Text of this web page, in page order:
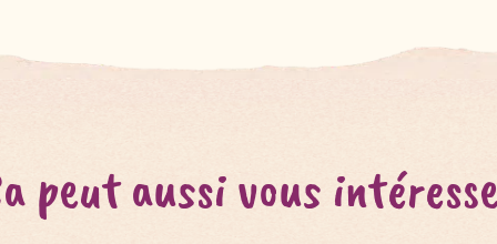
peut aussi vous